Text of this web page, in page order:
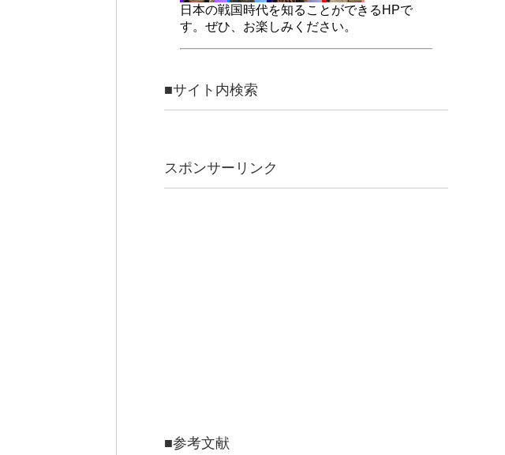
日本の戦国時代を知ることができるHPで
す。ぜひ、お楽しみください。
■サイト内検索
スポンサーリンク
■参考文献